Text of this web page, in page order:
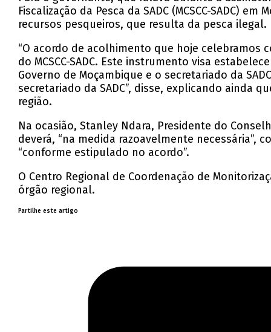
Fiscalização da Pesca da SADC (MCSCC-SADC)
recursos pesqueiros, que resulta da pesca ilegal.
“O acordo de acolhimento que hoje celebramos
do MCSCC-SADC. Este instrumento visa
Governo de Moçambique e o secretariado da
secretariado da SADC”, disse, explicando ainda
região.
Na ocasião, Stanley Ndara, Presidente do
deverá, “na medida razoavelmente necessária”,
“conforme estipulado no acordo”.
O Centro Regional de Coordenação de
órgão regional.
Partilhe este artigo